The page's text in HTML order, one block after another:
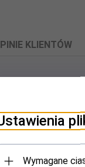
KLIENTÓW
Carplay
Wymagane